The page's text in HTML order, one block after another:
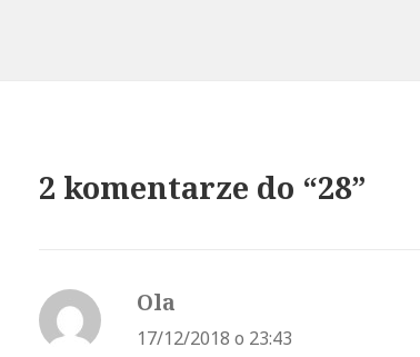
2 komentarze do “28”
Ola
17/12/2018 o 23:43